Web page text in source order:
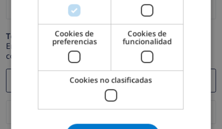
Teléfono *
En caso de que su dirección de e-mail no funcione
correctamente.
DANISH
Cookies de
preferencias
Cookies de
funcionalidad
Cookies no clasificadas